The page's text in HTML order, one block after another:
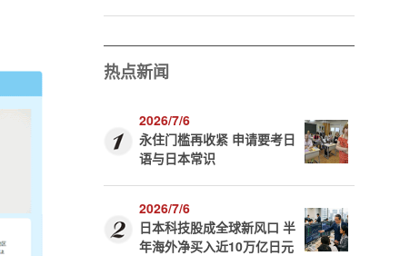
热点新闻
2026/7/6
永住门槛再收紧 申请要考日
语与日本常识
2026/7/6
日本科技股成全球新风口 半
年海外净买入近10万亿日元